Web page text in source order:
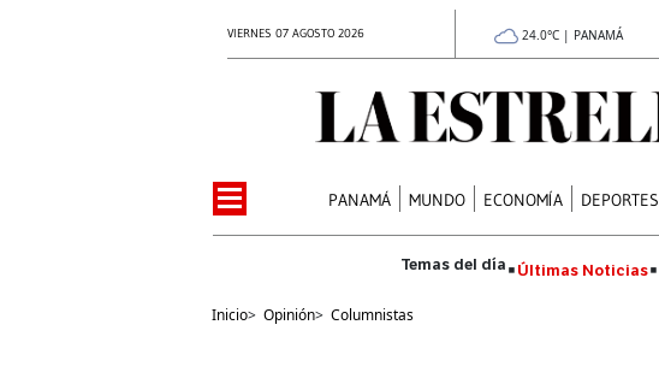
VIERNES 07 AGOSTO 2026 24.0°C | PANAMÁ
PANAMÁ MUNDO ECONOMÍA DEPORTES
Últimas Noticias
Inicio> Opinión> Columnistas